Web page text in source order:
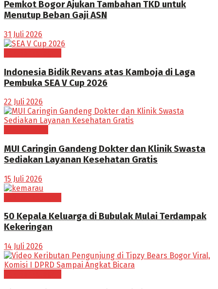
Pemkot Bogor Ajukan Tambahan TKD untuk
Menutup Beban Gaji ASN
31 Juli 2026
Indonesia Bidik Revans atas Kamboja di Laga
Pembuka SEA V Cup 2026
22 Juli 2026
MUI Caringin Gandeng Dokter dan Klinik Swasta
Sediakan Layanan Kesehatan Gratis
15 Juli 2026
50 Kepala Keluarga di Bubulak Mulai Terdampak
Kekeringan
14 Juli 2026